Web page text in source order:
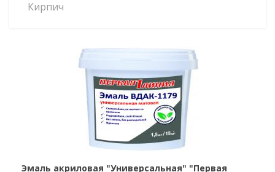
Кирпич
Эмаль акриловая "Универсальная" "Первая